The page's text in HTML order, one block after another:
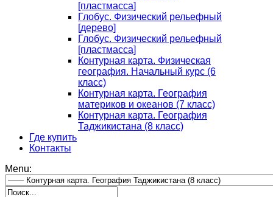
[пластмасса]
Глобус. Физический рельефный
[дерево]
Глобус. Физический рельефный
[пластмасса]
Контурная карта. Физическая
география. Начальный курс (6
класс)
Контурная карта. География
материков и океанов (7 класс)
Контурная карта. География
Таджикистана (8 класс)
Где купить
Контакты
Menu: